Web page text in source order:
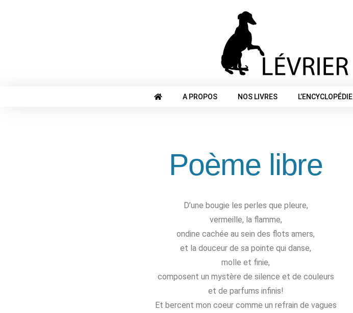
A PROPOS NOS LIVRES L’ENCYCLOPÉDIE
Poème libre
D’une bougie les perles que pleure,
vermeille, la flamme,
ondine cachée au sein des flots amers,
et la douceur de sa pointe qui danse,
molle et finie,
composent un mystère de silence et de couleurs
et de parfums infinis!
Et bercent mon coeur comme un refrain de vagues